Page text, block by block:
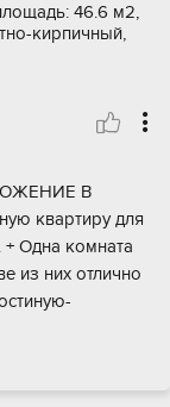
46.6 м2,
кирпичный,
В
квартиру для
Одна комната
из них отлично